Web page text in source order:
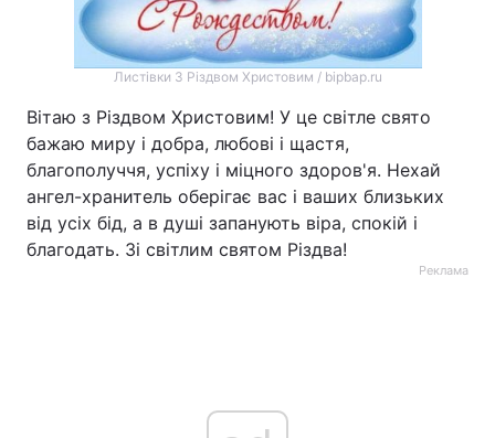
Листівки З Різдвом Христовим / bipbap.ru
Вітаю з Різдвом Христовим! У це світле свято
бажаю миру і добра, любові і щастя,
благополуччя, успіху і міцного здоров'я. Нехай
ангел-хранитель оберігає вас і ваших близьких
від усіх бід, а в душі запанують віра, спокій і
благодать. Зі світлим святом Різдва!
Реклама